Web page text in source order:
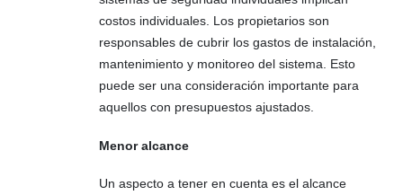
costos individuales. Los propietarios son
responsables de cubrir los gastos de instalación,
mantenimiento y monitoreo del sistema. Esto
puede ser una consideración importante para
aquellos con presupuestos ajustados.
Menor alcance
Un aspecto a tener en cuenta es el alcance